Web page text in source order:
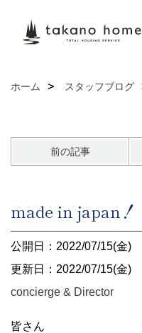
ホーム スタッフブログ
前の記事
made in japan！
公開日：2022/07/15(金)
更新日：2022/07/15(金)
concierge & Director
皆さん